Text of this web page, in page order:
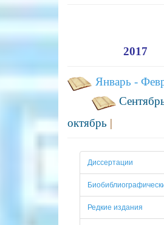
2017
Январь -
октябрь |
Диссертации
Редкие издания